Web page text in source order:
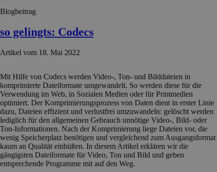
Blogbeitrag
so gelingts: Codecs
Artikel vom 18. Mai 2022
Mit Hilfe von Codecs werden Video-, Ton- und Bilddateien in
komprimierte Dateiformate umgewandelt. So werden diese für die
Verwendung im Web, in Sozialen Medien oder für Printmedien
optimiert. Der Komprimierungsprozess von Daten dient in erster Linie
dazu, Dateien effizient und verlustfrei umzuwandeln: gelöscht werden
lediglich für den allgemeinen Gebrauch unnötige Video-, Bild- oder
Ton-Informationen. Nach der Komprimierung liege Dateien vor, die
wenig Speicherplatz benötigen und vergleichend zum Ausgangsformat
kaum an Qualität einbüßen. In diesem Artikel erklären wir die
gängigsten Dateiformate für Video, Ton und Bild und geben
entsprechende Programme mit auf den Weg.